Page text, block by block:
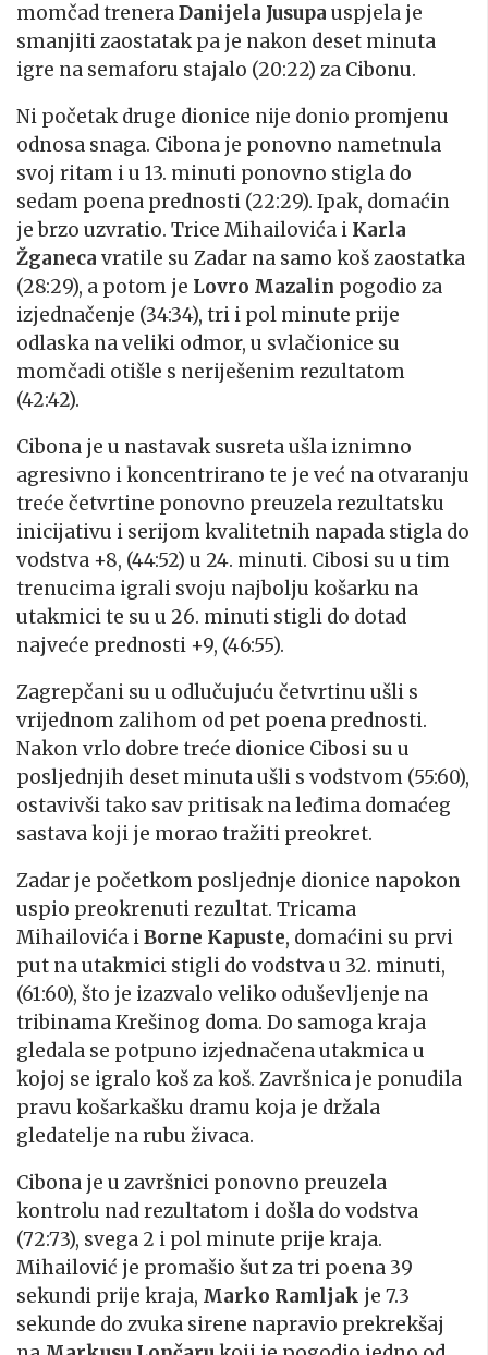
momčad treneraDanijela Jusupa uspjela je
smanjiti zaostatak pa je nakon deset minuta
igre na semaforu stajalo (20:22) za Cibonu.
Ni početak druge dionice nije donio promjenu
odnosa snaga. Cibona je ponovno nametnula
svoj ritam i u 13. minuti ponovno stigla do
sedam poena prednosti (22:29). Ipak, domaćin
je brzo uzvratio. Trice Mihailovića i Karla
Žganeca vratile su Zadar na samo koš zaostatka
(28:29), a potom je Lovro Mazalin pogodio za
izjednačenje (34:34), tri i pol minute prije
odlaska na veliki odmor, u svlačionice su
momčadi otišle s neriješenim rezultatom
(42:42).
Cibona je u nastavak susreta ušla iznimno
agresivno i koncentrirano te je već na otvaranju
treće četvrtine ponovno preuzela rezultatsku
inicijativu i serijom kvalitetnih napada stigla do
vodstva +8, (44:52) u 24. minuti. Cibosi su u tim
trenucima igrali svoju najbolju košarku na
utakmici te su u 26. minuti stigli do dotad
najveće prednosti +9, (46:55).
Zagrepčani su u odlučujuću četvrtinu ušli s
vrijednom zalihom od pet poena prednosti.
Nakon vrlo dobre treće dionice Cibosi su u
posljednjih deset minuta ušli s vodstvom (55:60),
ostavivši tako sav pritisak na leđima domaćeg
sastava koji je morao tražiti preokret.
Zadar je početkom posljednje dionice napokon
uspio preokrenuti rezultat. Tricama
Mihailovića iBorne Kapuste, domaćini su prvi
put na utakmici stigli do vodstva u 32. minuti,
(61:60), što je izazvalo veliko oduševljenje na
tribinama Krešinog doma. Do samoga kraja
gledala se potpuno izjednačena utakmica u
kojoj se igralo koš za koš. Završnica je ponudila
pravu košarkašku dramu koja je držala
gledatelje na rubu živaca.
Cibona je u završnici ponovno preuzela
kontrolu nad rezultatom i došla do vodstva
(72:73), svega 2 i pol minute prije kraja.
Mihailović je promašio šut za tri poena 39
sekundi prije kraja, Marko Ramljak je 7.3
sekunde do zvuka sirene napravio prekrekšaj